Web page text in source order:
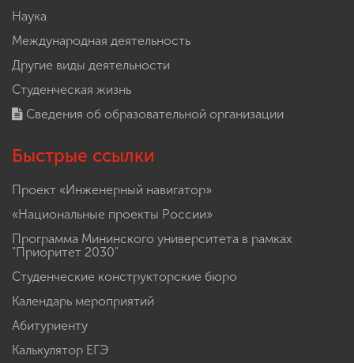
Наука
Международная деятельность
Другие виды деятельности
Студенческая жизнь
Сведения об образовательной организации
Быстрые ссылки
Проект «Инженерный навигатор»
«Национальные проекты России»
Программа Мининского университета в рамках
"Приоритет 2030"
Студенческие конструкторские бюро
Календарь мероприятий
Абитуриенту
Калькулятор ЕГЭ